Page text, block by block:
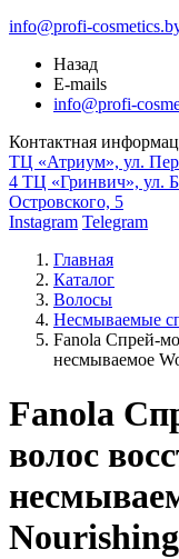
info@profi-
Назад
E-mails
info@profi-
Контактная
ТЦ «Атриум», ул.
4 ТЦ «Гринвич», ул.
Островского, 5
Instagram Telegram
Главная
Каталог
Волосы
Несмываемые
Fanola Спрей-
несмываемое
Fanola
волос